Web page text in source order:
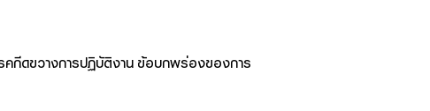
กีดขวางการปฏิบัติงาน ข้อบกพร่องของการ